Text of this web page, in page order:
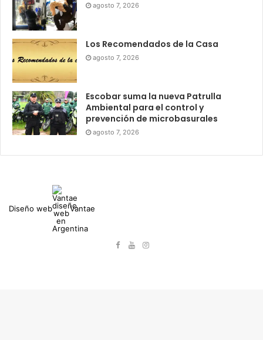
agosto 7, 2026
Los Recomendados de la Casa
agosto 7, 2026
Escobar suma la nueva Patrulla
Ambiental para el control y
prevención de microbasurales
agosto 7, 2026
Diseño web Vantae